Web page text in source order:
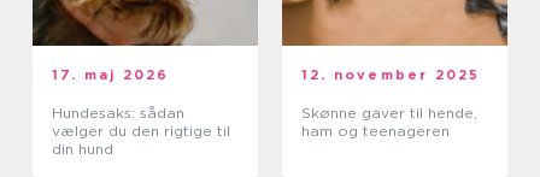
17. maj 2026
Hundesaks: sådan
vælger du den rigtige til
din hund
12. november 2025
Skønne gaver til hende,
ham og teenageren